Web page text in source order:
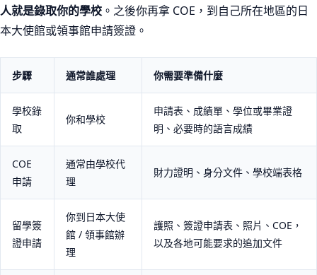
人就是錄取你的學校 。之後你再拿 COE，到自己所在地區的日
本大使館或領事館申請簽證。
步驟 通常誰處理 你需要準備什麼
學校錄
取
你和學校
申請表、成績單、學位或畢業證
明、必要時的語言成績
COE
申請
通常由學校代
理
財力證明、身分文件、學校端表格
留學簽
證申請
你到日本大使
館 / 領事館辦
理
護照、簽證申請表、照片、COE，
以及各地可能要求的追加文件